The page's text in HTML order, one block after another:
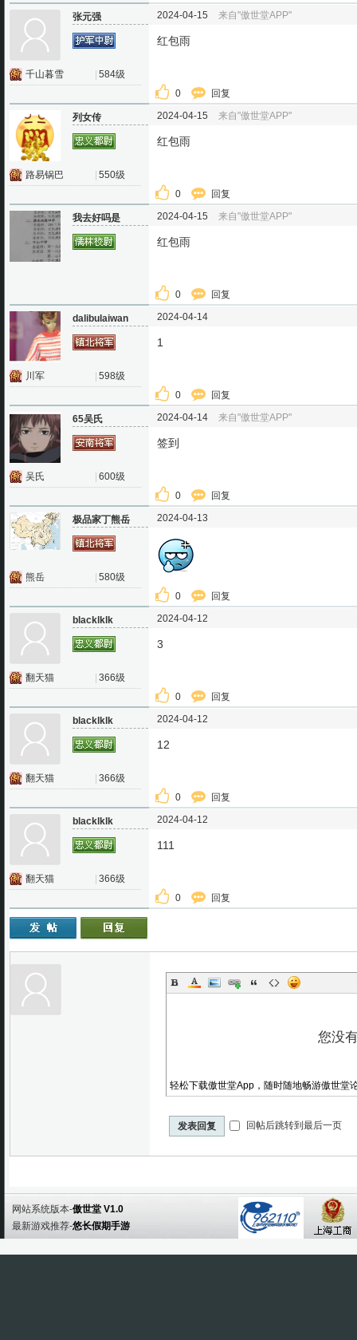
张元强
千山暮雪 584级
2024-04-15 来自"傲世堂APP"
红包雨
0 回复
列女传
路易锅巴 550级
2024-04-15 来自"傲世堂APP"
红包雨
0 回复
我去好吗是 2024-04-15 来自"傲世堂APP"
红包雨
0 回复
dalibulaiwan
川军 598级
2024-04-14
1
0 回复
65吴氏
吴氏 600级
2024-04-14 来自"傲世堂APP"
签到
0 回复
极品家丁熊岳
熊岳 580级
2024-04-13
0 回复
blacklklk
翻天猫 366级
2024-04-12
3
0 回复
blacklklk
翻天猫 366级
2024-04-12
12
0 回复
blacklklk
翻天猫 366级
2024-04-12
111
0 回复
轻松下载傲世堂App，随时随地畅游傲世堂
发表回复 回帖后跳转到最后一页
网站系统版本-傲世堂 V1.0
最新游戏推荐-悠长假期手游